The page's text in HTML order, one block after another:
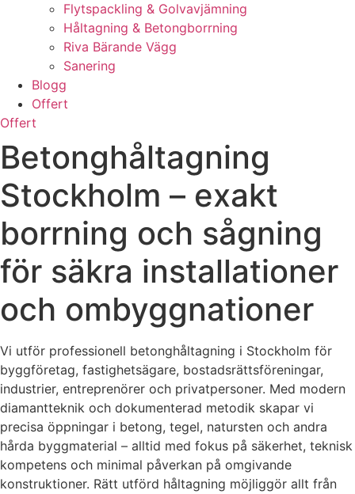
Flytspackling & Golvavjämning
Håltagning & Betongborrning
Riva Bärande Vägg
Sanering
Blogg
Offert
Offert
Betonghåltagning
Stockholm – exakt
borrning och sågning
för säkra installationer
och ombyggnationer
Vi utför professionell betonghåltagning i Stockholm för
byggföretag, fastighetsägare, bostadsrättsföreningar,
industrier, entreprenörer och privatpersoner. Med modern
diamantteknik och dokumenterad metodik skapar vi
precisa öppningar i betong, tegel, natursten och andra
hårda byggmaterial – alltid med fokus på säkerhet, teknisk
kompetens och minimal påverkan på omgivande
konstruktioner. Rätt utförd håltagning möjliggör allt från